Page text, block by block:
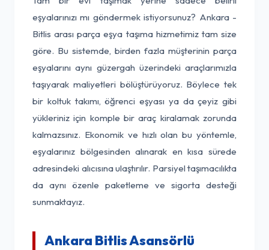
eşyalarınızı mı göndermek istiyorsunuz? Ankara -
Bitlis arası parça eşya taşıma hizmetimiz tam size
göre. Bu sistemde, birden fazla müşterinin parça
eşyalarını aynı güzergah üzerindeki araçlarımızla
taşıyarak maliyetleri bölüştürüyoruz. Böylece tek
bir koltuk takımı, öğrenci eşyası ya da çeyiz gibi
yükleriniz için komple bir araç kiralamak zorunda
kalmazsınız. Ekonomik ve hızlı olan bu yöntemle,
eşyalarınız bölgesinden alınarak en kısa sürede
adresindeki alıcısına ulaştırılır. Parsiyel taşımacılıkta
da aynı özenle paketleme ve sigorta desteği
sunmaktayız.
Ankara Bitlis Asansörlü